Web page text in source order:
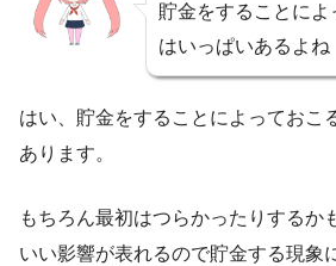
貯金をすることによ
はいっぱいあるよね
はい、貯金をすることによっておこ
あります。
もちろん最初はつらかったりするか
いい影響が表れるので貯金する現象